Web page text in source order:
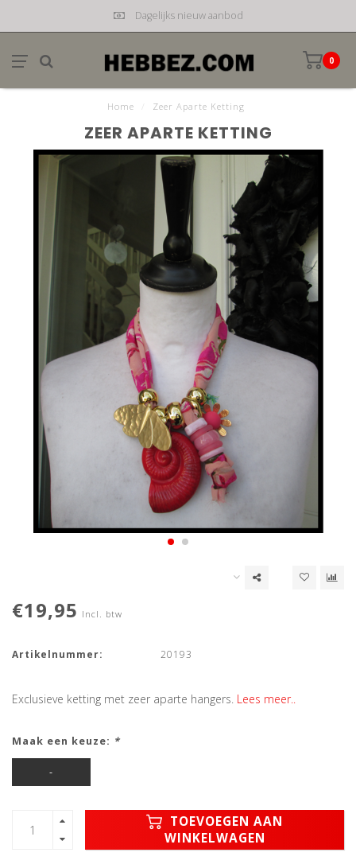
Dagelijks nieuw aanbod
0
Home Zeer Aparte Ketting
ZEER APARTE KETTING
€19,95 Incl. btw
Artikelnummer: 20193
Exclusieve ketting met zeer aparte hangers. Lees meer..
Maak een keuze: *
-
TOEVOEGEN AAN
WINKELWAGEN